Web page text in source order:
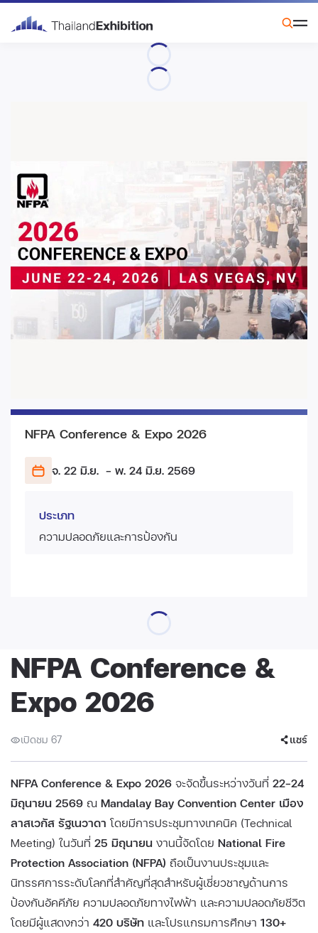
NFPA Conference & Expo 2026
จ. 22 มิ.ย. - พ. 24 มิ.ย. 2569
ประเภท
ความปลอดภัยและการป้องกัน
NFPA Conference &
Expo 2026
เปิดชม 67 แชร์
NFPA Conference & Expo 2026 จะจัดขึ้นระหว่างวันที่ 22–24
มิถุนายน 2569 ณ Mandalay Bay Convention Center เมือง
ลาสเวกัส รัฐเนวาดา โดยมีการประชุมทางเทคนิค (Technical
Meeting) ในวันที่ 25 มิถุนายน งานนี้จัดโดย National Fire
Protection Association (NFPA) ถือเป็นงานประชุมและ
นิทรรศการระดับโลกที่สำคัญที่สุดสำหรับผู้เชี่ยวชาญด้านการ
ป้องกันอัคคีภัย ความปลอดภัยทางไฟฟ้า และความปลอดภัยชีวิต
โดยมีผู้แสดงกว่า 420 บริษัท และโปรแกรมการศึกษา 130+